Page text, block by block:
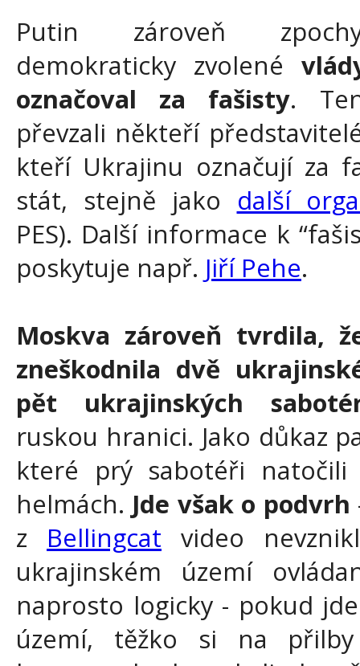
Putin zároveň
demokraticky zvolené
označoval za fašisty.
převzali někteří
kteří Ukrajinu označují za
stát, stejně jako další
PES). Další informace k
poskytuje např. Jiří Pehe.
Moskva zároveň tvrdila,
zneškodnila dvě
pět ukrajinských
ruskou hranici. Jako důkaz
které prý sabotéři natočili
helmách. Jde však o podvrh
z Bellingcat video
ukrajinském území
naprosto logicky - pokud
území, těžko si na